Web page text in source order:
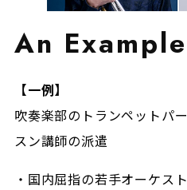
An Example
【一例】
吹奏楽部のトランペットパ
スン講師の派遣
・国内屈指の若手オーケス